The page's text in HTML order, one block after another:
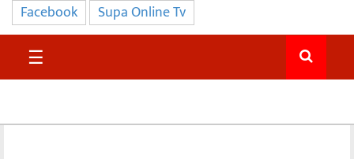
प्रमुख
समाचार
सुदुर
Facebook Supa Online Tv
☰